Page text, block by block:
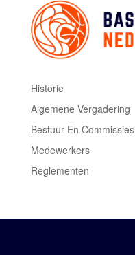
Historie
Algemene Vergadering
Bestuur En Commissies
Medewerkers
Reglementen